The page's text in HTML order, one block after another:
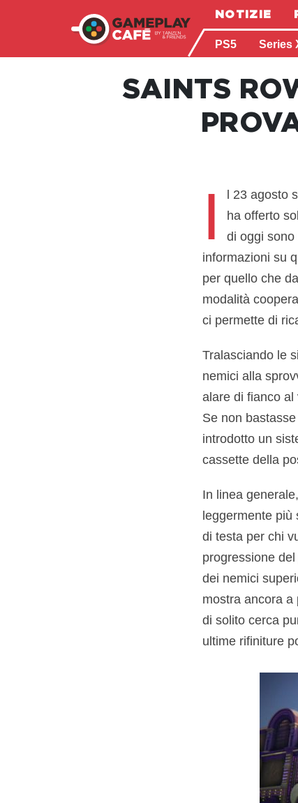
NOTIZIE
PS5 Series
SAINTS
I l 23 agosto
ha offerto
di oggi
informazioni su
per quello che
modalità
ci permette di
Tralasciando le
nemici alla
alare di fianco
Se non
introdotto un
cassette della
In linea
leggermente
di testa per chi
progressione
dei nemici
mostra ancora a
di solito cerca
ultime rifiniture